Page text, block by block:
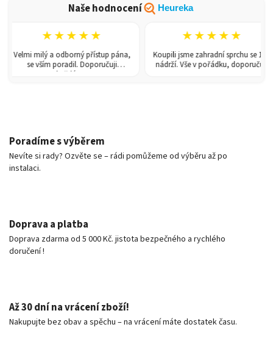
Naše hodnocení Heureka
★★★★★
Velmi milý a odborný přístup pána,
se vším poradil. Doporučuji
každému!
★★★★★
Koupili jsme zahradní sprchu se 150l
nádrží. Vše v pořádku, doporučuji.
Poradíme s výběrem
Nevíte si rady? Ozvěte se – rádi pomůžeme od výběru až po
instalaci.
Doprava a platba
Doprava zdarma od 5 000 Kč. jistota bezpečného a rychlého
doručení !
Až 30 dní na vrácení zboží!
Nakupujte bez obav a spěchu – na vrácení máte dostatek času.